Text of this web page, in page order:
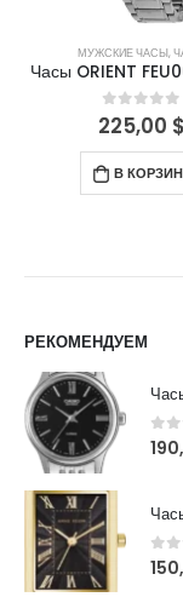
МУЖСКИЕ ЧАСЫ,
Часы ORIENT
0out of
225,00 $
В
РЕКОМЕНДУЕМ
0
0